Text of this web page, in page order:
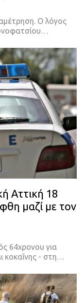
Ο λόγος
Αττική 18
μαζί με τον
64χρονου για
κοκαΐνης - στη…